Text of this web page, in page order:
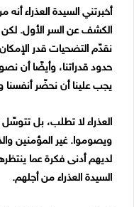
أخبرتني السيدة العذراء
الكشف عن السر الأول.
نقدّم التضحيات قدر
حدود قدراتنا، وأيضًا أن
يجب علينا أن نحضّر أنفسنا
العذراء لا تطلب، بل تتوسّل
ويصوموا. غير المؤمنين
لديهم أدنى فكرة عما
السيدة العذراء من أجلهم.